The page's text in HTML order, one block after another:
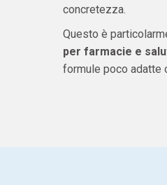
concretezza.
Questo è
per farmacie e
formule poco adatte